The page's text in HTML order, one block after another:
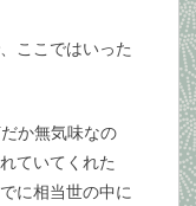
ここではいった
か無気味なの
ていてくれた
に相当世の中に